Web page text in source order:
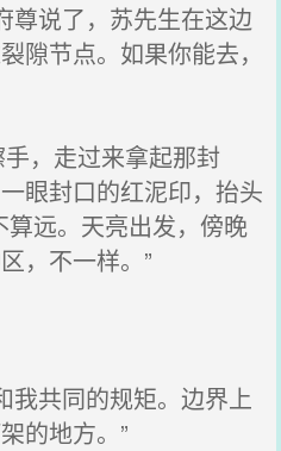
说了，苏先生在这边
隙节点。如果你能去，
，走过来拿起那封
眼封口的红泥印，抬头
算远。天亮出发，傍晚
，不一样。”
共同的规矩。边界上
的地方。”